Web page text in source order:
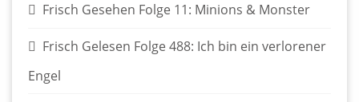
Frisch Gesehen Folge 11: Minions & Monster
Frisch Gelesen Folge 488: Ich bin ein verlorener
Engel